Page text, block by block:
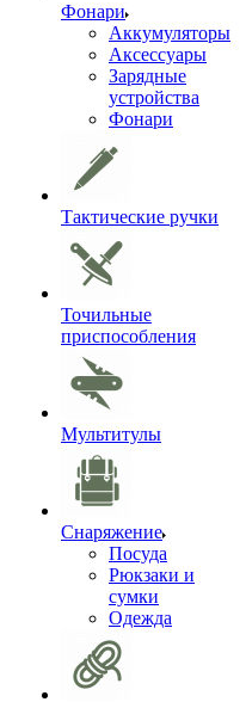
Фонари
Аккумуляторы
Аксессуары
Зарядные
устройства
Фонари
Тактические ручки
Точильные
приспособления
Мультитулы
Снаряжение
Посуда
Рюкзаки и
сумки
Одежда